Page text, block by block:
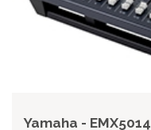
Yamaha - EMX5014